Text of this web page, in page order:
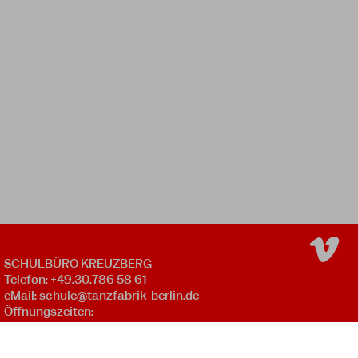
SCHULBÜRO KREUZBERG
Telefon: +49.30.786 58 61
eMail:schule@tanzfabrik-berlin.de
Öffnungszeiten: